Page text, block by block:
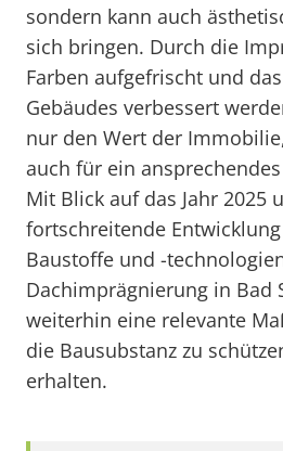
sondern kann auch
sich bringen. Durch die
Farben aufgefrischt und
Gebäudes verbessert
nur den Wert der
auch für ein
Mit Blick auf das Jahr 2025
fortschreitende
Baustoffe und -
Dachimprägnierung in Bad
weiterhin eine relevante
die Bausubstanz zu
erhalten.